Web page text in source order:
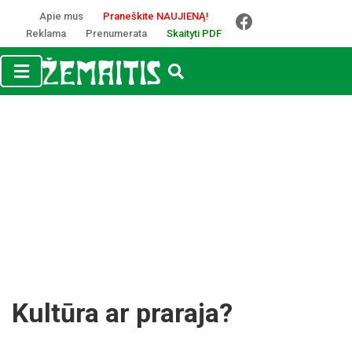
Apie mus
Praneškite NAUJIENĄ!
Reklama
Prenumerata Skaityti PDF
Kultūra ar praraja?